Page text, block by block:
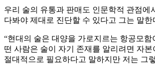
우리 술의 유통과 판매도 인문학적 관점에
다봐야 제대로 진단할 수 있다고 그는 말한
“현대의 술은 대양을 가로지르는 항공모함
떤 사람은 술이 자기 존재를 알리려면 자본
절대적으로 필요하다고 말하지만 저는 그